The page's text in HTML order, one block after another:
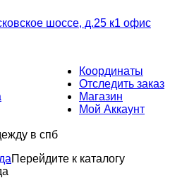
шоссе, д.25 к1 офис
Координаты
Отследить заказ
Магазин
Мой Аккаунт
Перейдите к каталогу